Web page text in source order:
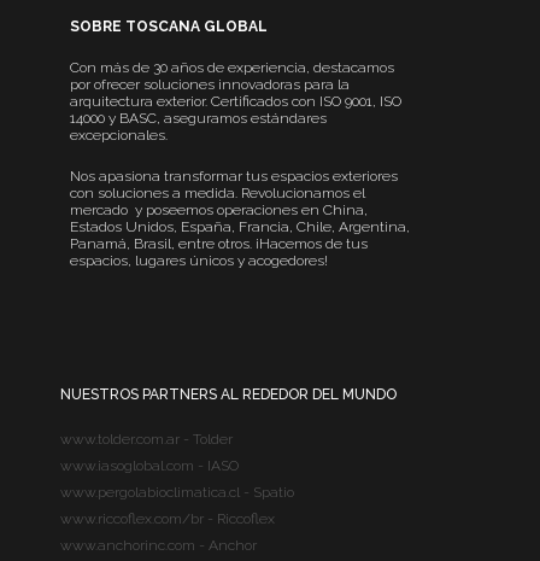
SOBRE TOSCANA GLOBAL
Con más de 30 años de experiencia, destacamos
por ofrecer soluciones innovadoras para la
arquitectura exterior. Certificados con ISO 9001, ISO
14000 y BASC, aseguramos estándares
excepcionales.
Nos apasiona transformar tus espacios exteriores
con soluciones a medida. Revolucionamos el
mercado y poseemos operaciones en China,
Estados Unidos, España, Francia, Chile, Argentina,
Panamá, Brasil, entre otros. ¡Hacemos de tus
espacios, lugares únicos y acogedores!
NUESTROS PARTNERS AL REDEDOR DEL MUNDO
www.tolder.com.ar - Tolder
www.iasoglobal.com - IASO
www.pergolabioclimatica.cl - Spatio
www.riccoflex.com/br - Riccoflex
www.anchorinc.com - Anchor